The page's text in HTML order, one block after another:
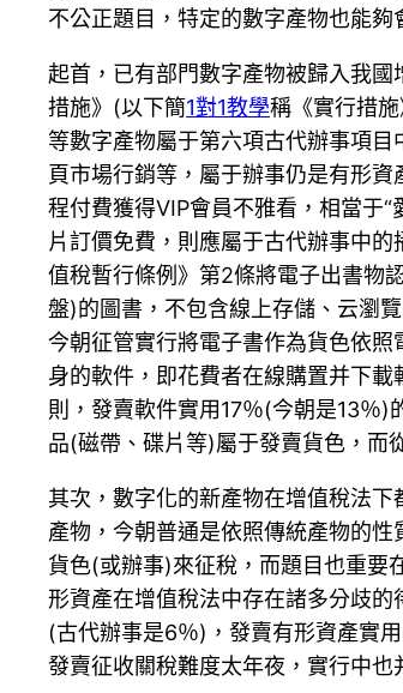
不公正題目，特定的數字產物也能夠
起首，已有部門數字產物被歸入我
措施》(以下簡1對1教學稱《實行措
等數字產物屬于第六項古代辦事項
頁市場行銷等，屬于辦事仍是有形
程付費獲得VIP會員不雅看，相當于
片訂價免費，則應屬于古代辦事中
值稅暫行條例》第2條將電子出書物
盤)的圖書，不包含線上存儲、云瀏
今朝征管實行將電子書作為貨色依
身的軟件，即花費者在線購置并下
則，發賣軟件實用17％(今朝是13％)
品(磁帶、碟片等)屬于發賣貨色，而
其次，數字化的新產物在增值稅法
產物，今朝普通是依照傳統產物的
貨色(或辦事)來征稅，而題目也重要
形資產在增值稅法中存在諸多分歧
(古代辦事是6％)，發賣有形資產實
發賣征收關稅難度太年夜，實行中也